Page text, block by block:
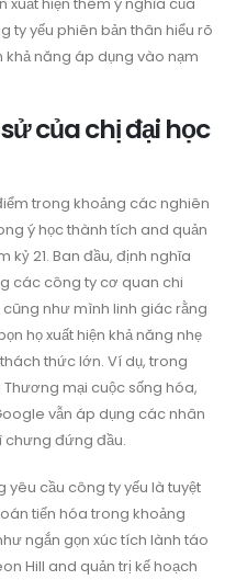
ty yếu phiên bản thân hiểu rõ
khả năng áp dụng vào nạm
của chị đại học
trong khoảng các nghiên
ý học thành tích and quản
kỷ 21. Ban đầu, định nghĩa
các công ty cơ quan chi
như mình linh giác rằng
họ xuất hiện khả năng nhẹ
thức lớn. Ví dụ, trong
mại cuộc sống hóa,
vẫn áp dụng các nhân
chưng đứng đầu.
yêu cầu công ty yếu là tuyệt
tiến hóa trong khoảng
ngắn gọn xúc tích lành táo
Hill and quản trị kế hoạch